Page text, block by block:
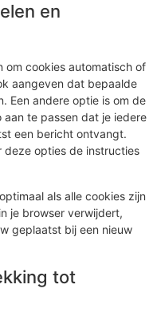
en
om cookies automatisch of
aangeven dat bepaalde
Een andere optie is om de
te passen dat je iedere
een bericht ontvangt.
deze opties de instructies
als alle cookies zijn
je browser verwijdert,
geplaatst bij een nieuw
tot